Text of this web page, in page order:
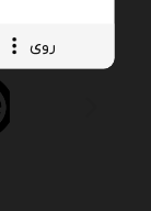
روی